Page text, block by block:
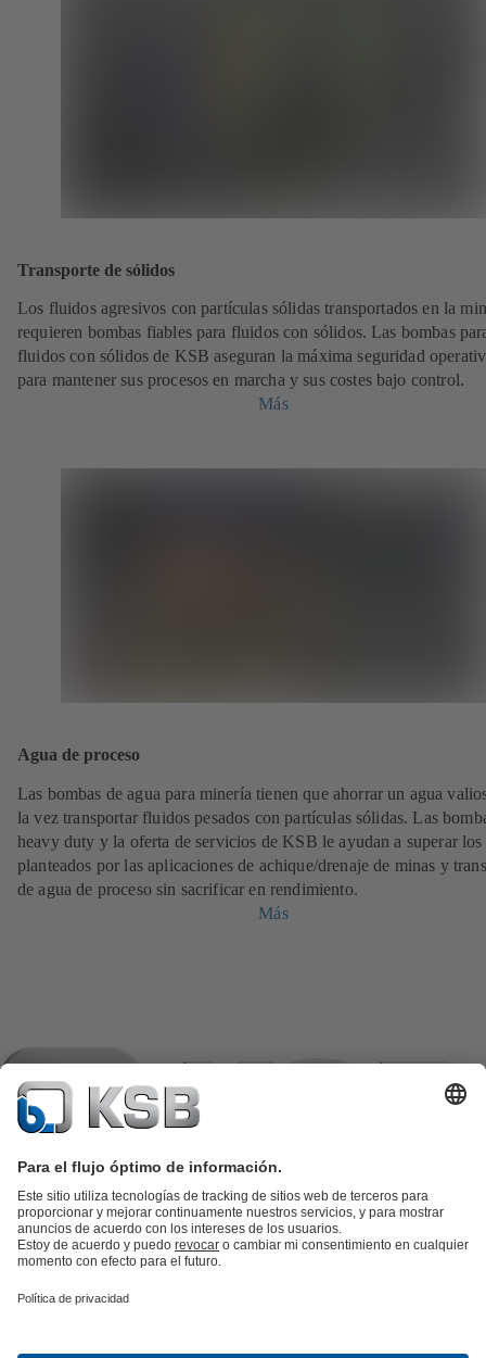
Transporte de sólidos
Los fluidos agresivos con partículas sólidas transportados en la
requieren bombas fiables para fluidos con sólidos. Las bombas
fluidos con sólidos de KSB aseguran la máxima seguridad
para mantener sus procesos en marcha y sus costes bajo control.
Más
Agua de proceso
Las bombas de agua para minería tienen que ahorrar un agua
la vez transportar fluidos pesados con partículas sólidas. Las
heavy duty y la oferta de servicios de KSB le ayudan a superar los
planteados por las aplicaciones de achique/drenaje de minas y
de agua de proceso sin sacrificar en rendimiento.
Más
Catálogo de productos
SupremeServKSB SupremeServ: Premium service for pumps and